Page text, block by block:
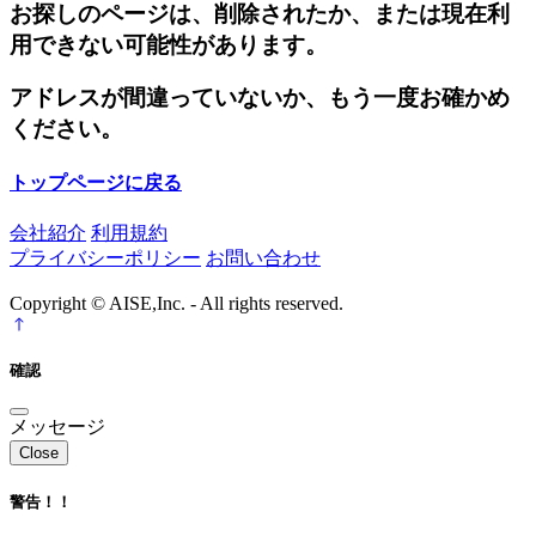
お探しのページは、削除されたか、または現在利
用できない可能性があります。
アドレスが間違っていないか、もう一度お確かめ
ください。
トップページに戻る
会社紹介 利用規約
プライバシーポリシー お問い合わせ
Copyright © AISE,Inc. - All rights reserved.
確認
メッセージ
Close
警告！！